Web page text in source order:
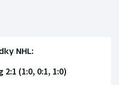
NHL:
2:1 (1:0, 0:1, 1:0)